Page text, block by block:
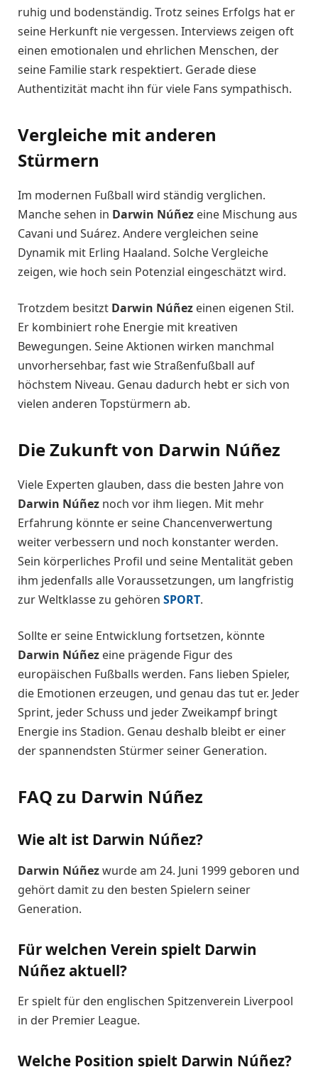
ruhig und bodenständig. Trotz seines Erfolgs hat er
seine Herkunft nie vergessen. Interviews zeigen oft
einen emotionalen und ehrlichen Menschen, der
seine Familie stark respektiert. Gerade diese
Authentizität macht ihn für viele Fans sympathisch.
Vergleiche mit anderen
Stürmern
Im modernen Fußball wird ständig verglichen.
Manche sehen in Darwin Núñez eine Mischung aus
Cavani und Suárez. Andere vergleichen seine
Dynamik mit Erling Haaland. Solche Vergleiche
zeigen, wie hoch sein Potenzial eingeschätzt wird.
Trotzdem besitzt Darwin Núñez einen eigenen Stil.
Er kombiniert rohe Energie mit kreativen
Bewegungen. Seine Aktionen wirken manchmal
unvorhersehbar, fast wie Straßenfußball auf
höchstem Niveau. Genau dadurch hebt er sich von
vielen anderen Topstürmern ab.
Die Zukunft von Darwin Núñez
Viele Experten glauben, dass die besten Jahre von
Darwin Núñez noch vor ihm liegen. Mit mehr
Erfahrung könnte er seine Chancenverwertung
weiter verbessern und noch konstanter werden.
Sein körperliches Profil und seine Mentalität geben
ihm jedenfalls alle Voraussetzungen, um langfristig
zur Weltklasse zu gehören SPORT.
Sollte er seine Entwicklung fortsetzen, könnte
Darwin Núñez eine prägende Figur des
europäischen Fußballs werden. Fans lieben Spieler,
die Emotionen erzeugen, und genau das tut er. Jeder
Sprint, jeder Schuss und jeder Zweikampf bringt
Energie ins Stadion. Genau deshalb bleibt er einer
der spannendsten Stürmer seiner Generation.
FAQ zu Darwin Núñez
Wie alt ist Darwin Núñez?
Darwin Núñezwurde am 24. Juni 1999 geboren und
gehört damit zu den besten Spielern seiner
Generation.
Für welchen Verein spielt Darwin
Núñez aktuell?
Er spielt für den englischen Spitzenverein Liverpool
in der Premier League.
Welche Position spielt Darwin Núñez?